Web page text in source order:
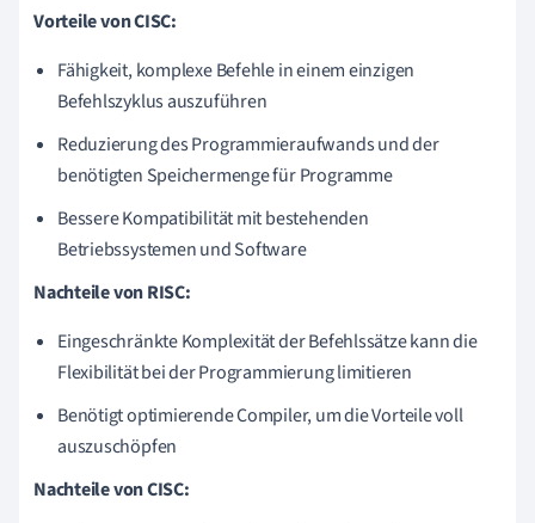
Vorteile von CISC:
Fähigkeit, komplexe Befehle in einem einzigen
Befehlszyklus auszuführen
Reduzierung des Programmieraufwands und der
benötigten Speichermenge für Programme
Bessere Kompatibilität mit bestehenden
Betriebssystemen und Software
Nachteile von RISC:
Eingeschränkte Komplexität der Befehlssätze kann die
Flexibilität bei der Programmierung limitieren
Benötigt optimierende Compiler, um die Vorteile voll
auszuschöpfen
Nachteile von CISC: